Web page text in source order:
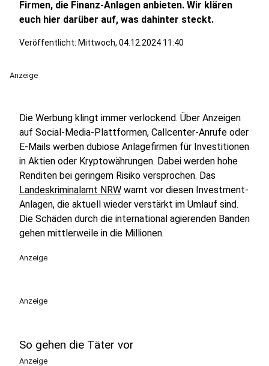
Firmen, die Finanz-Anlagen anbieten. Wir klären
euch hier darüber auf, was dahinter steckt.
Veröffentlicht: Mittwoch, 04.12.2024 11:40
Anzeige
Die Werbung klingt immer verlockend. Über Anzeigen
auf Social-Media-Plattformen, Callcenter-Anrufe oder
E-Mails werben dubiose Anlagefirmen für Investitionen
in Aktien oder Kryptowährungen. Dabei werden hohe
Renditen bei geringem Risiko versprochen. Das
Landeskriminalamt NRW warnt vor diesen Investment-
Anlagen, die aktuell wieder verstärkt im Umlauf sind.
Die Schäden durch die international agierenden Banden
gehen mittlerweile in die Millionen.
Anzeige
Anzeige
So gehen die Täter vor
Anzeige